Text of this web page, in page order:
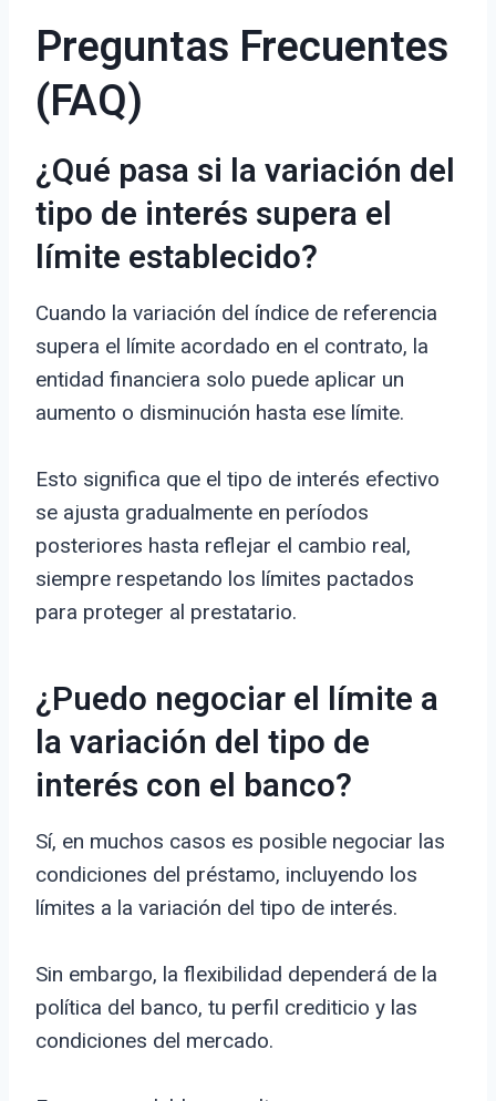
Preguntas Frecuentes
(FAQ)
¿Qué pasa si la variación del
tipo de interés supera el
límite establecido?
Cuando la variación del índice de referencia
supera el límite acordado en el contrato, la
entidad financiera solo puede aplicar un
aumento o disminución hasta ese límite.
Esto significa que el tipo de interés efectivo
se ajusta gradualmente en períodos
posteriores hasta reflejar el cambio real,
siempre respetando los límites pactados
para proteger al prestatario.
¿Puedo negociar el límite a
la variación del tipo de
interés con el banco?
Sí, en muchos casos es posible negociar las
condiciones del préstamo, incluyendo los
límites a la variación del tipo de interés.
Sin embargo, la flexibilidad dependerá de la
política del banco, tu perfil crediticio y las
condiciones del mercado.